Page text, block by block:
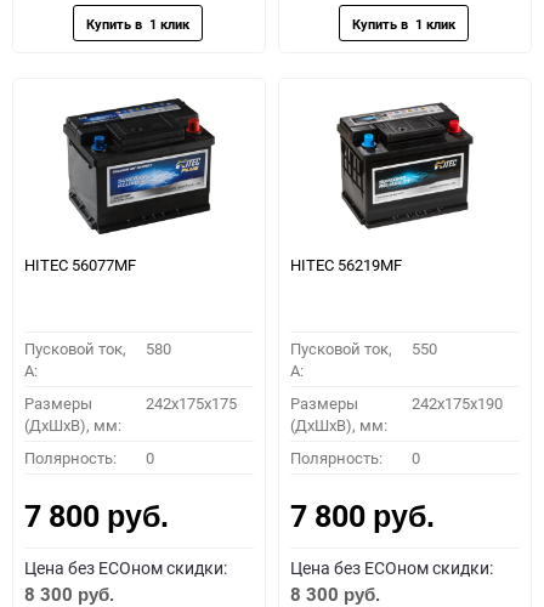
HITEC 56077MF
Пусковой ток,
A:
580
Размеры
(ДхШхВ), мм:
242x175x175
Полярность: 0
7 800 руб.
Цена без ECOном скидки:
8 300 руб.
HITEC 56219MF
Пусковой ток,
A:
550
Размеры
(ДхШхВ), мм:
242x175x190
Полярность: 0
7 800 руб.
Цена без ECOном скидки:
8 300 руб.